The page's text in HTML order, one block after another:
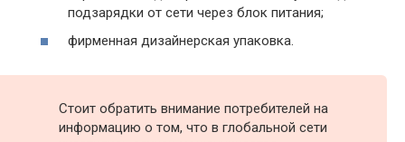
подзарядки от сети через блок питания;
фирменная дизайнерская упаковка.
Стоит обратить внимание потребителей на
информацию о том, что в глобальной сети